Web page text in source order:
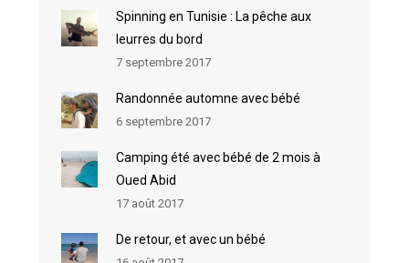
Spinning en Tunisie : La pêche aux
leurres du bord
7 septembre 2017
Randonnée automne avec bébé
6 septembre 2017
Camping été avec bébé de 2 mois à
Oued Abid
17 août 2017
De retour, et avec un bébé